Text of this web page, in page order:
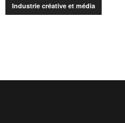
Industrie créative et média